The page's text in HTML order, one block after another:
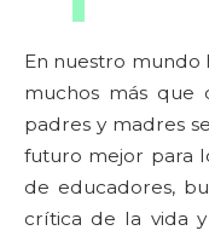
En nuestro mundo
muchos más que
padres y madres
futuro mejor para
de educadores,
crítica de la vida